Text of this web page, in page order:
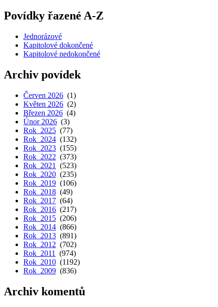
Povídky řazené A-Z
Jednorázové
Kapitolové dokončené
Kapitolové nedokončené
Archiv povídek
Červen 2026 (1)
Květen 2026 (2)
Březen 2026 (4)
Únor 2026 (3)
Rok 2025 (77)
Rok 2024 (132)
Rok 2023 (155)
Rok 2022 (373)
Rok 2021
(523)
Rok 2020 (235)
Rok 2019 (106)
Rok 2018 (49)
Rok 2017 (64)
Rok 2016 (217)
Rok 2015 (206)
Rok 2014 (866)
Rok 2013 (891)
Rok 2012 (702)
Rok 2011
(974)
Rok 2010 (1192)
Rok 2009 (836)
Archiv komentů